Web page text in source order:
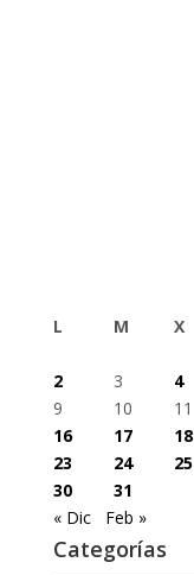
L
M X
2
3 4
9
10 11
16
17 18
23
24 25
30
31
« Dic
Feb »
Categorías